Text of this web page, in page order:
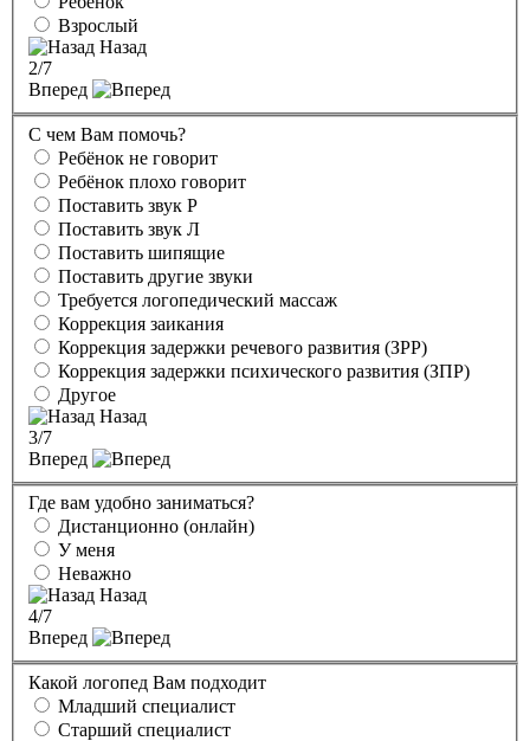
Взрослый
Назад
2/7
Вперед
С чем Вам помочь?
Ребёнок не говорит
Ребёнок плохо говорит
Поставить звук Р
Поставить звук Л
Поставить шипящие
Поставить другие звуки
Требуется логопедический массаж
Коррекция заикания
Коррекция задержки речевого развития (ЗРР)
Коррекция задержки психического развития (ЗПР)
Другое
Назад
3/7
Вперед
Где вам удобно заниматься?
Дистанционно (онлайн)
У меня
Неважно
Назад
4/7
Вперед
Какой логопед Вам подходит
Младший специалист
Старший специалист